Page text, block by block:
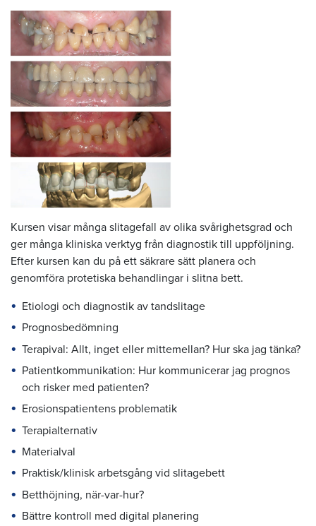
Kursen visar många slitagefall av olika svårighetsgrad och
ger många kliniska verktyg från diagnostik till uppföljning.
Efter kursen kan du på ett säkrare sätt planera och
genomföra protetiska behandlingar i slitna bett.
Etiologi och diagnostik av tandslitage
Prognosbedömning
Terapival: Allt, inget eller mittemellan? Hur ska jag tänka?
Patientkommunikation: Hur kommunicerar jag prognos
och risker med patienten?
Erosionspatientens problematik
Terapialternativ
Materialval
Praktisk/klinisk arbetsgång vid slitagebett
Betthöjning, när-var-hur?
Bättre kontroll med digital planering